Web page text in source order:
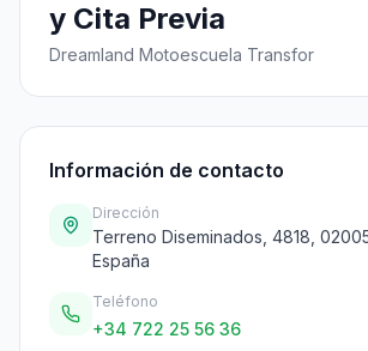
y Cita Previa
Dreamland Motoescuela Transfor
Información de contacto
Dirección
Terreno Diseminados, 4818,
España
Teléfono
+34 722 25 56 36